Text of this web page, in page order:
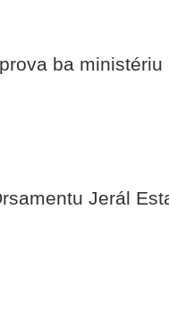
ba
Jerál